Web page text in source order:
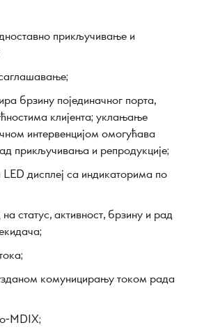
прикључивање и
брзину појединачног порта,
клијента; уклањање
интервенцијом омогућава
прикључивања и репродукције;
дисплеј са индикаторима по
статус, активност, брзину и рад
комуницирању током рада
MDIX;